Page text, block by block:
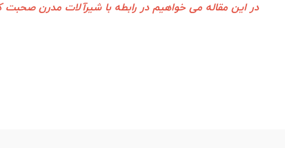
در این مقاله می خواهیم در رابطه با شیرآلات مدرن صحبت